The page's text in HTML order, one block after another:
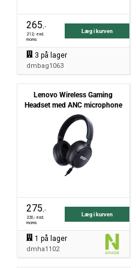
265,-
212,- excl.
moms
Læg i kurven
3 på lager
dmbag1063
Lenovo Wireless Gaming
Headset med ANC microphone
275,-
220,- excl.
moms
Læg i kurven
1 på lager
dmha1102